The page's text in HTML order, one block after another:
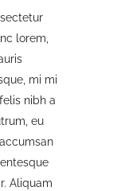
lorem,
mi mi
nibh a
eu
Aliquam